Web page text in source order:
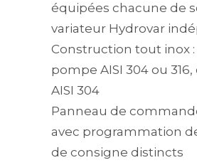
équipées chacune de
variateur Hydrovar
Construction tout inox
pompe AISI 304 ou
AISI 304
Panneau de
avec programmation
de consigne distincts